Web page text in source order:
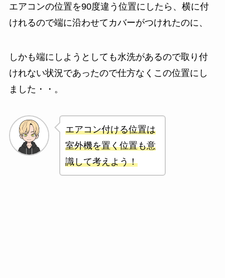
エアコンの位置を90度違う位置にしたら、横に付
けれるので端に沿わせてカバーがつけれたのに、
しかも端にしようとしても水洗があるので取り付
けれない状況であったので仕方なくこの位置にし
ました・・。
エアコン付ける位置は
室外機を置く位置も意
識して考えよう！